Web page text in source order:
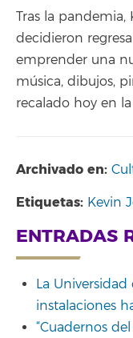
Tras la pandemia,
decidieron
emprender una
música, dibujos,
recalado hoy en
Archivado en:
Etiquetas: Kevin
ENTRADAS
La Universidad
instalaciones
“Cuadernos